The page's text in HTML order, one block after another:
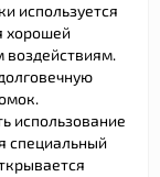
используется
хорошей
воздействиям.
использование
специальный